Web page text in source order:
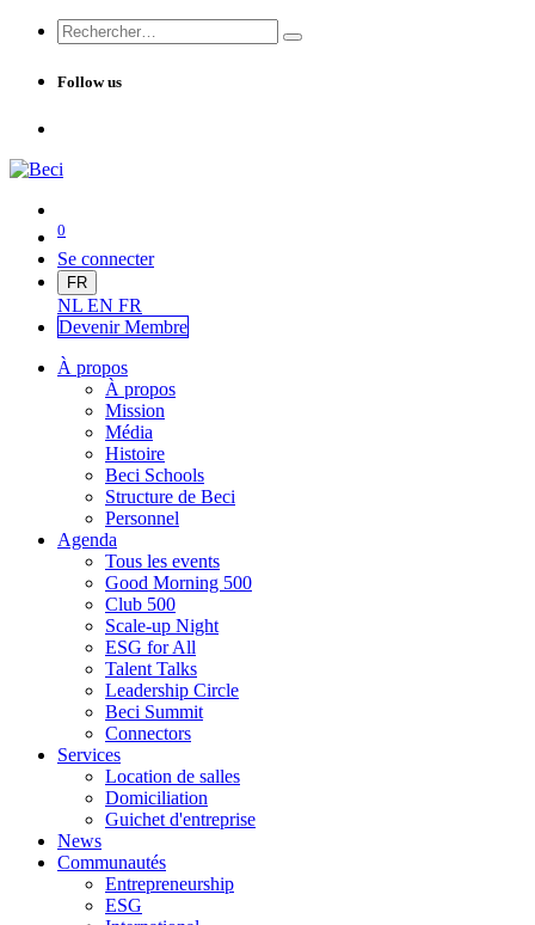
Follow us
0
Se connecter
FR
NL EN FR
Devenir Membre
À propos
À propos
Mission
Média
Histoire
Beci Schools
Structure de Beci
Personnel
Agenda
Tous les events
Good Morning 500
Club 500
Scale-up Night
ESG for All
Talent Talks
Leadership Circle
Beci Summit
Connectors
Services
Location de salles
Domiciliation
Guichet d'entreprise
News
Communautés
Entrepreneurship
ESG